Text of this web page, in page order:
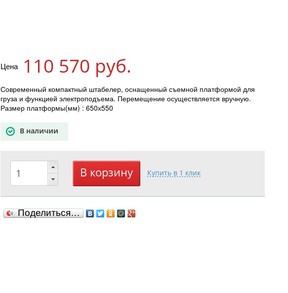
Цена 110 570 руб.
Современный компактный штабелер, оснащенный съемной платформой для
груза и функцией электроподъема. Перемещение осуществляется вручную.
Размер платформы(мм) : 650х550
В наличии
Поделиться…